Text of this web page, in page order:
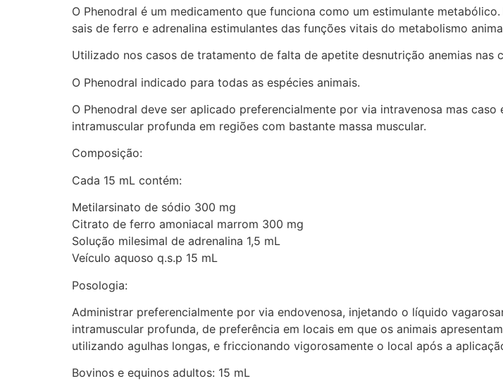
O Phenodral é um medicamento que funciona como um estimulante
sais de ferro e adrenalina estimulantes das funções vitais do metabolismo
Utilizado nos casos de tratamento de falta de apetite desnutrição anemias nas
O Phenodral indicado para todas as espécies animais.
O Phenodral deve ser aplicado preferencialmente por via intravenosa mas
intramuscular profunda em regiões com bastante massa muscular.
Composição:
Cada 15 mL contém:
Metilarsinato de sódio 300 mg
Citrato de ferro amoniacal marrom 300 mg
Solução milesimal de adrenalina 1,5 mL
Veículo aquoso q.s.p 15 mL
Posologia:
Administrar preferencialmente por via endovenosa, injetando o líquido
intramuscular profunda, de preferência em locais em que os animais
utilizando agulhas longas, e friccionando vigorosamente o local após a
Bovinos e equinos adultos: 15 mL